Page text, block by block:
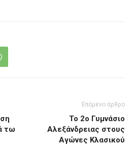
τω
Επόμενο άρθρο
Το 2ο Γυμνάσιο
Αλεξάνδρειας στους
Αγώνες Κλασικού